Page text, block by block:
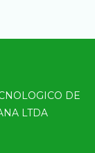
DE
LTDA